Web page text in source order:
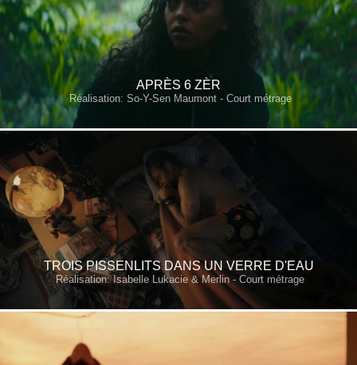
APRÈS 6 ZÈR
Réalisation: So-Y-Sen Maumont - Court métrage
TROIS PISSENLITS DANS UN VERRE D'EAU
Réalisation: Isabelle Lukacie & Merlin - Court métrage